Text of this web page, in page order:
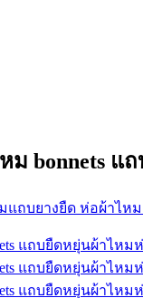
bonnets แ